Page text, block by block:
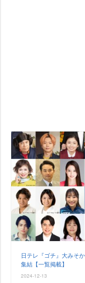
日テレ『ゴチ』大みそ
集結【一覧掲載】
2024-12-13